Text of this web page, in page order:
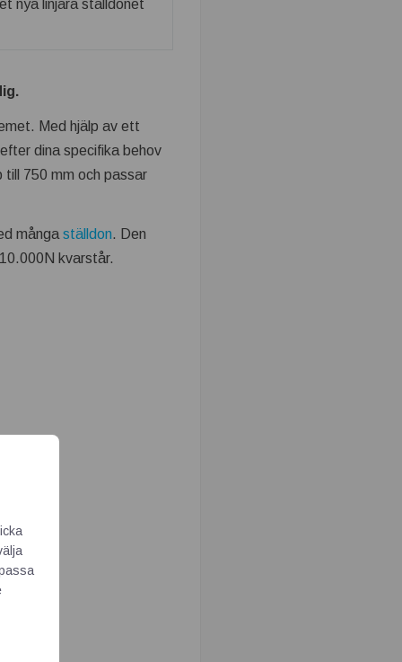
Med hjälp av ett
dina specifika behov
till 750 mm och passar
mångaställdon. Den
kvarstår.